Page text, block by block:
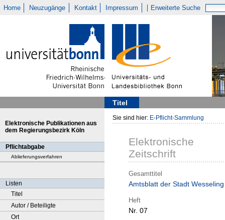
Home Neuzugänge Kontakt Impressum Erweiterte Suche
Titel
Elektronische Publikationen aus
dem Regierungsbezirk Köln
Pflichtabgabe
Ablieferungsverfahren
Listen
Titel
Autor / Beteiligte
Ort
Sie sind hier: E-Pflicht-Sammlung
Elektronische
Zeitschrift
Gesamttitel
Amtsblatt der Stadt Wesseling
Heft
Nr. 07